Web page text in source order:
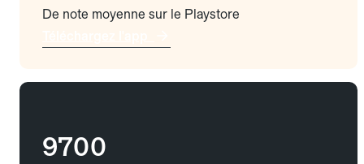
De note moyenne sur le Playstore
9700